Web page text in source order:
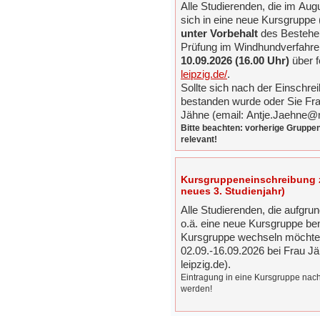
Alle Studierenden, die im
sich in eine neue
unter Vorbehaltdes
Prüfung im
10.09.2026 (16.00 Uhr)über
leipzig.de/.
Sollte sich nach der
bestanden wurde oder Sie
Jähne (email:
Bitte beachten: vorherige
relevant!
Kursgruppeneinschreibung
neues 3. Studienjahr)
Alle Studierenden, die
o.ä. eine neue Kursgruppe
Kursgruppe wechseln
02.09.-16.09.2026 bei Frau
leipzig.de).
Eintragung in eine Kursgruppe
werden!